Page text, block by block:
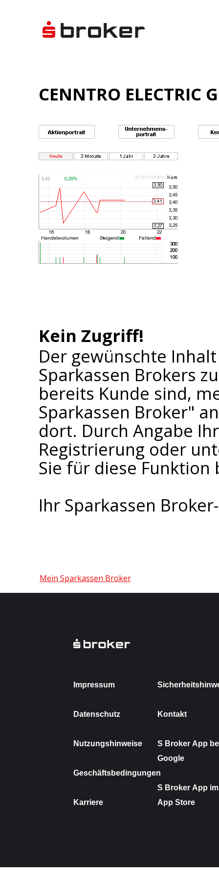
CENNTRO ELECTRIC
Kein Zugriff!
Der gewünschte
Sparkassen Brokers
bereits Kunde sind,
Sparkassen Broker"
dort. Durch Angabe
Registrierung oder
Sie für diese Funktion
Ihr Sparkassen
Mein Sparkassen Broker